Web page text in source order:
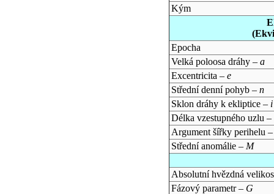
Kým
Epocha
Velká poloosa dráhy – a
Excentricita – e
Střední denní pohyb – n
Sklon dráhy k ekliptice – i
Délka vzestupného uzlu –
Argument šířky perihelu
Střední anomálie – M
Absolutní hvězdná
Fázový parametr – G